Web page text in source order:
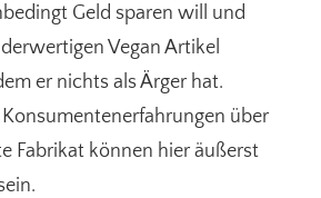
Geld sparen will und
Vegan Artikel
er nichts als Ärger hat.
über
Fabrikat können hier äußerst